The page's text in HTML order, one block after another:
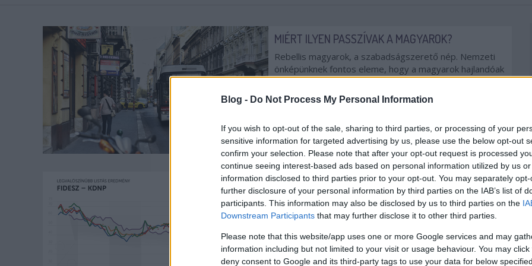
Blog - Do Not Process My Personal Information
If you wish to opt-out of the sale, sharing to third parties, or processing of your
sensitive information for targeted advertising by us, please use the below opt-out
confirm your selection. Please note that after your opt-out request is processed
continue seeing interest-based ads based on personal information utilized by us
information disclosed to third parties prior to your opt-out. You may separately
further disclosure of your personal information by third parties on the IAB’s list of
participants. This information may also be disclosed by us to third parties on the
Downstream Participants that may further disclose it to other third parties.
Please note that this website/app uses one or more Google services and may
information including but not limited to your visit or usage behaviour. You may
deny consent to Google and its third-party tags to use your data for below
MIÉRT ILYEN PASSZÍVAK A MAGYAROK?
Rebellis magyarok, a szabadságszerető nép. Nemzeti
önképünknek fontos eleme, hogy a magyarok hajlandóak
fellázadni elnyomóik ellen és harcolnak szabadságukért.
A kiállásra, politikai fellépésre való hajlandóságot
azonban nem igazolják ez elmúlt évek eseményei. Bár...
POLITIKA KÖZVÉLEMÉNYKUTATÁS DEMOKRÁCIA
KETTŐS MÉRCE VENDÉGSZERZŐ
2016. 12. 01. TOVÁBB →
KORÁNTSEM ÁLL OLYAN JÓL A FIDESZ, MINT A
KÖZVÉLEMÉNY-KUTATÁSOK MUTATJÁK
A Fidesz-közeli Nézőpont Intézet tulajdonában álló
arról, hogy a Fidesz jobban áll a kutatásokban, mint a
2014-es választásokon szerzett eredménye. A hír...